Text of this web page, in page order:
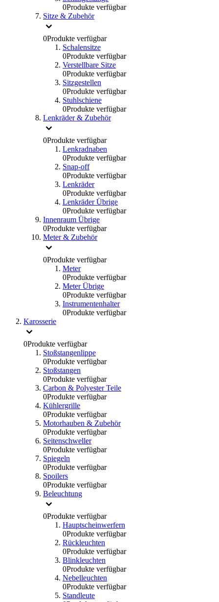
0Produkte verfügbar
Sitze & Zubehör
0Produkte verfügbar
Schalensitze
0Produkte verfügbar
Verstellbare Sitze
0Produkte verfügbar
Sitzgestellen
0Produkte verfügbar
Stuhlschiene
0Produkte verfügbar
Lenkräder & Zubehör
0Produkte verfügbar
Lenkradnaben
0Produkte verfügbar
Snap-off
0Produkte verfügbar
Lenkräder
0Produkte verfügbar
Lenkräder Übrige
0Produkte verfügbar
Innenraum Übrige
0Produkte verfügbar
Meter & Zubehör
0Produkte verfügbar
Meter
0Produkte verfügbar
Meter Übrige
0Produkte verfügbar
Instrumentenhalter
0Produkte verfügbar
Karosserie
0Produkte verfügbar
Stoßstangenlippe
0Produkte verfügbar
Stoßstangen
0Produkte verfügbar
Carbon & Polyester Teile
0Produkte verfügbar
Kühlergrille
0Produkte verfügbar
Motorhauben & Zubehör
0Produkte verfügbar
Seitenschweller
0Produkte verfügbar
Spiegeln
0Produkte verfügbar
Spoilers
0Produkte verfügbar
Beleuchtung
0Produkte verfügbar
Hauptscheinwerfern
0Produkte verfügbar
Rückleuchten
0Produkte verfügbar
Blinkleuchten
0Produkte verfügbar
Nebelleuchten
0Produkte verfügbar
Standleute